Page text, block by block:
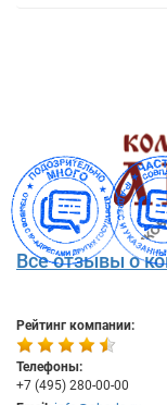
Все отзывы о
Рейтинг компании:
Телефоны:
+7 (495) 280-00-00